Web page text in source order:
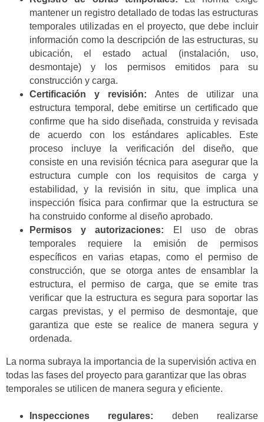
mantener un registro detallado de todas las estructuras
temporales utilizadas en el proyecto, que debe incluir
información como la descripción de las estructuras, su
ubicación, el estado actual (instalación, uso,
desmontaje) y los permisos emitidos para su
construcción y carga.
Certificación y revisión: Antes de utilizar una
estructura temporal, debe emitirse un certificado que
confirme que ha sido diseñada, construida y revisada
de acuerdo con los estándares aplicables. Este
proceso incluye la verificación del diseño, que
consiste en una revisión técnica para asegurar que la
estructura cumple con los requisitos de carga y
estabilidad, y la revisión in situ, que implica una
inspección física para confirmar que la estructura se
ha construido conforme al diseño aprobado.
Permisos y autorizaciones:
El uso de obras
temporales requiere la emisión de permisos
específicos en varias etapas, como el permiso de
construcción, que se otorga antes de ensamblar la
estructura, el permiso de carga, que se emite tras
verificar que la estructura es segura para soportar las
cargas previstas, y el permiso de desmontaje, que
garantiza que este se realice de manera segura y
ordenada.
La norma subraya la importancia de la supervisión activa en
todas las fases del proyecto para garantizar que las obras
temporales se utilicen de manera segura y eficiente.
Inspecciones regulares: deben realizarse